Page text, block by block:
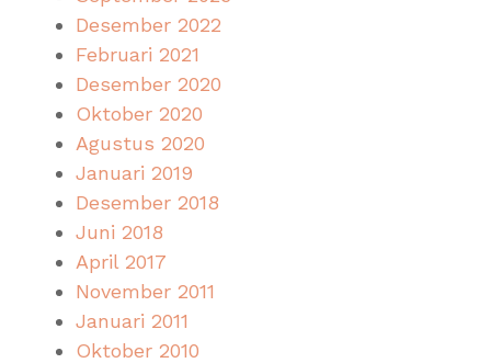
Desember 2022
Februari 2021
Desember 2020
Oktober 2020
Agustus 2020
Januari 2019
Desember 2018
Juni 2018
April 2017
November 2011
Januari 2011
Oktober 2010